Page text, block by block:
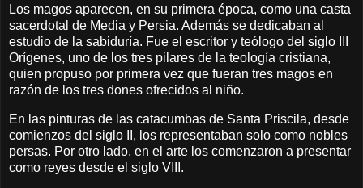
Los magos aparecen, en su primera época, como una casta
sacerdotal de Media y Persia. Además se dedicaban al
estudio de la sabiduría. Fue el escritor y teólogo del siglo III
Orígenes, uno de los tres pilares de la teología cristiana,
quien propuso por primera vez que fueran tres magos en
razón de los tres dones ofrecidos al niño.
En las pinturas de las catacumbas de Santa Priscila, desde
comienzos del siglo II, los representaban solo como nobles
persas. Por otro lado, en el arte los comenzaron a presentar
como reyes desde el siglo VIII.